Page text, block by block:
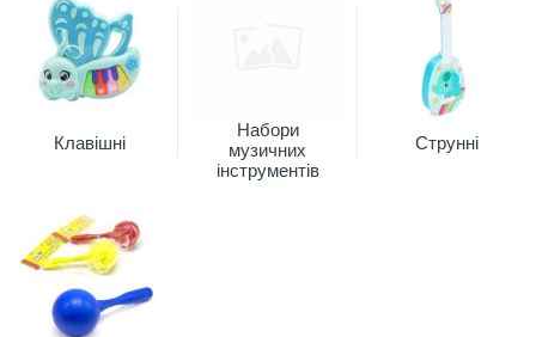
Клавішні
Набори
музичних
інструментів
Струнні